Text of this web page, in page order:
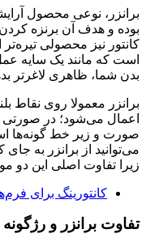
برانزر، نوعی محصول
بوده و هدف آن برنزه
کانتور نیز محصولی
است که مانند یک سایه
بدن شما، ظاهری لاغرتر
برانزر معمولا روی نقاط
اعمال می‌شود؛ در صورتی
صورت و زیر خط گونه‌ها
می‌توانید از برانزر به
زیرا تفاوت اصلی این دو
کانتورینگ برای
تفاوت برانزر و رژگونه